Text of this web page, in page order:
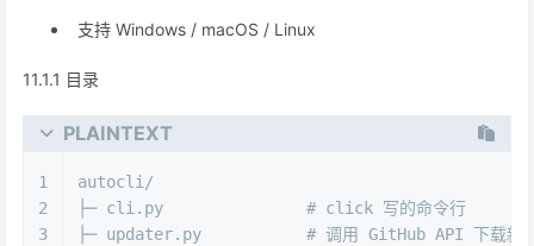
支持 Windows / macOS / Linux
11.1.1 目录
PLAINTEXT
1
2
3
autocli/
├─ cli.py               # click 写的命令行
├─ updater.py           # 调用 GitHub API 下载新